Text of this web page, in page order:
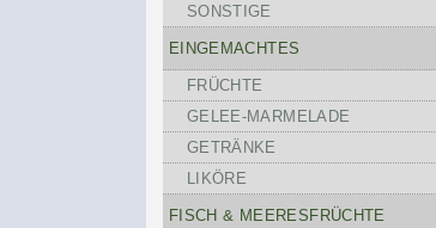
SONSTIGE
EINGEMACHTES
FRÜCHTE
GELEE-MARMELADE
GETRÄNKE
LIKÖRE
FISCH & MEERESFRÜCHTE